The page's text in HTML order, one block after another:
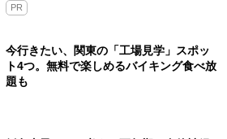
PR
今行きたい、関東の「工場見学」スポッ
ト4つ。無料で楽しめるバイキング食べ放
題も